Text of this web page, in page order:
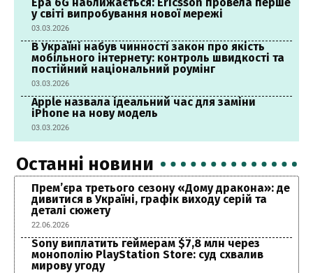
у світі випробування нової мережі
03.03.2026
В Україні набув чинності закон про якість
мобільного інтернету: контроль швидкості та
постійний національний роумінг
03.03.2026
Apple назвала ідеальний час для заміни
iPhone на нову модель
03.03.2026
Останні новини
Прем’єра третього сезону «Дому дракона»: де
дивитися в Україні, графік виходу серій та
деталі сюжету
22.06.2026
Sony виплатить геймерам $7,8 млн через
монополію PlayStation Store: суд схвалив
мирову угоду